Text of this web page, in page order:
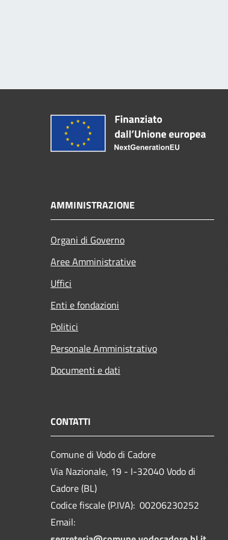
AMMINISTRAZIONE
Organi di Governo
Aree Amministrative
Uffici
Enti e fondazioni
Politici
Personale Amministrativo
Documenti e dati
CONTATTI
Comune di Vodo di Cadore
Via Nazionale, 19 - I-32040 Vodo di
Cadore (BL)
Codice fiscale (P.IVA): 00206230252
Email: